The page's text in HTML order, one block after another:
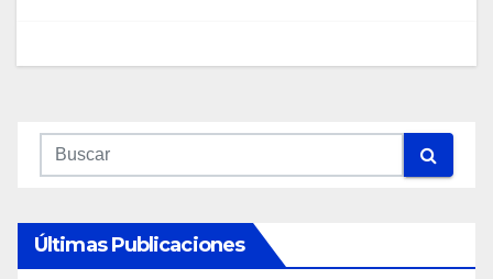
Últimas Publicaciones